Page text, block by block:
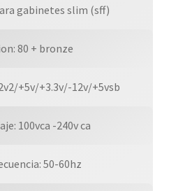
gabinetes slim (sff)
80 + bronze
+5v/+3.3v/-12v/+5vsb
100vca -240v ca
50-60hz